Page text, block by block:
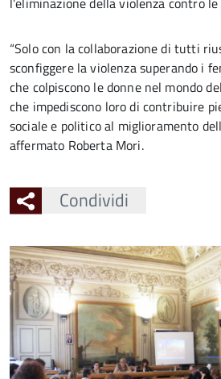
“Solo con la collaborazione di tutti
sconfiggere la violenza superando i
che colpiscono le donne nel mondo
che impediscono loro di contribuire
sociale e politico al miglioramento
affermato Roberta Mori.
Condividi
Ingrandisci
l'immagine